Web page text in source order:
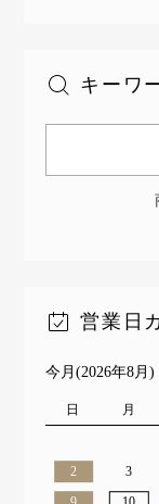
キーワ
営業日
今月(2026年8月)
日 月
2
3